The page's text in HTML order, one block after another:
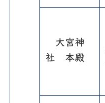
大宮神
社 本殿